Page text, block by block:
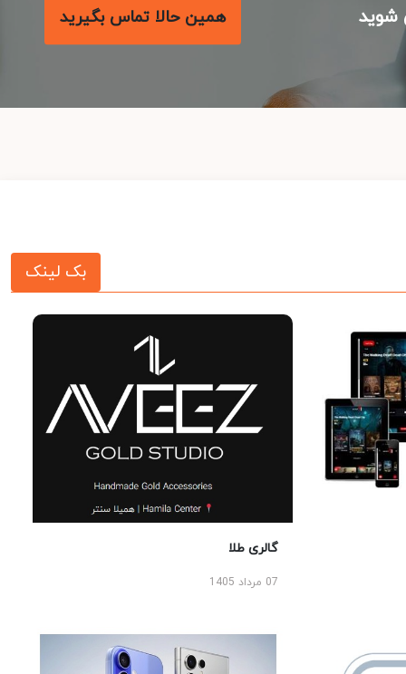
همین حالا تماس بگیرید
بک لینک
گالری طلا
07 مرداد 1405